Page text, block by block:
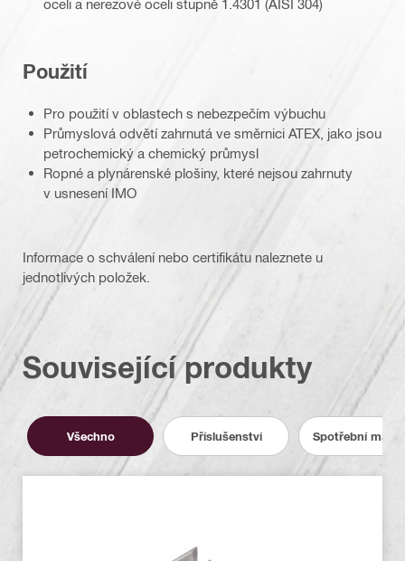
oceli a nerezové oceli stupně 1.4301 (AISI 304)
Použití
Pro použití v oblastech s nebezpečím výbuchu
Průmyslová odvětí zahrnutá ve směrnici ATEX, jako jsou
petrochemický a chemický průmysl
Ropné a plynárenské plošiny, které nejsou zahrnuty
v usnesení IMO
Informace o schválení nebo certifikátu naleznete u
jednotlivých položek.
Související produkty
Všechno Příslušenství Spotřební